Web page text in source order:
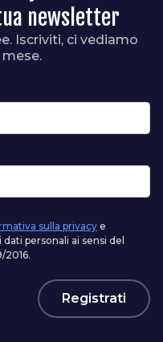
newsletter
Iscriviti, ci vediamo
sulla privacy e
personali ai sensi del
2016.
Registrati